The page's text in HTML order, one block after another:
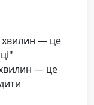
хвилин — це
— це